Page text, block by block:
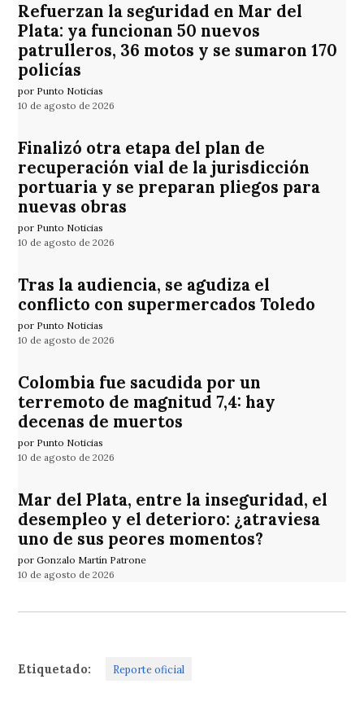
Refuerzan la seguridad en Mar del
Plata: ya funcionan 50 nuevos
patrulleros, 36 motos y se sumaron 170
policías
por Punto Noticias
10 de agosto de 2026
Finalizó otra etapa del plan de
recuperación vial de la jurisdicción
portuaria y se preparan pliegos para
nuevas obras
por Punto Noticias
10 de agosto de 2026
Tras la audiencia, se agudiza el
conflicto con supermercados Toledo
por Punto Noticias
10 de agosto de 2026
Colombia fue sacudida por un
terremoto de magnitud 7,4: hay
decenas de muertos
por Punto Noticias
10 de agosto de 2026
Mar del Plata, entre la inseguridad, el
desempleo y el deterioro: ¿atraviesa
uno de sus peores momentos?
por Gonzalo Martín Patrone
10 de agosto de 2026
Etiquetado: Reporte oficial